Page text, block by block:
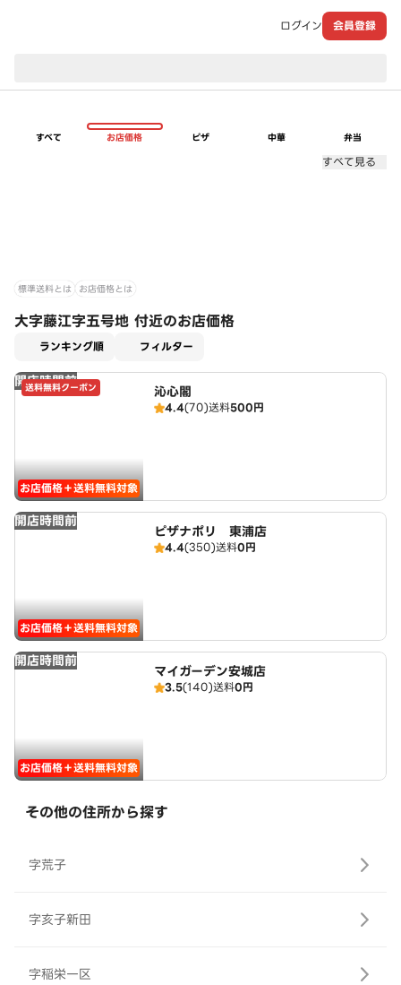
ログイン 会員登録
すべて お店価格 ピザ 中華 弁当
すべて見る
標準送料とは お店価格とは
大字藤江字五号地 付近のお店価格
ランキング順 フィルター
開店時間前
送料無料クーポン
お店価格＋送料無料対象
沁心閣
4.4(70)送料500円
開店時間前
お店価格＋送料無料対象
ピザナポリ 東浦店
4.4(350)送料0円
開店時間前
お店価格＋送料無料対象
マイガーデン安城店
3.5(140)送料0円
その他の住所から探す
字荒子
字亥子新田
字稲栄一区